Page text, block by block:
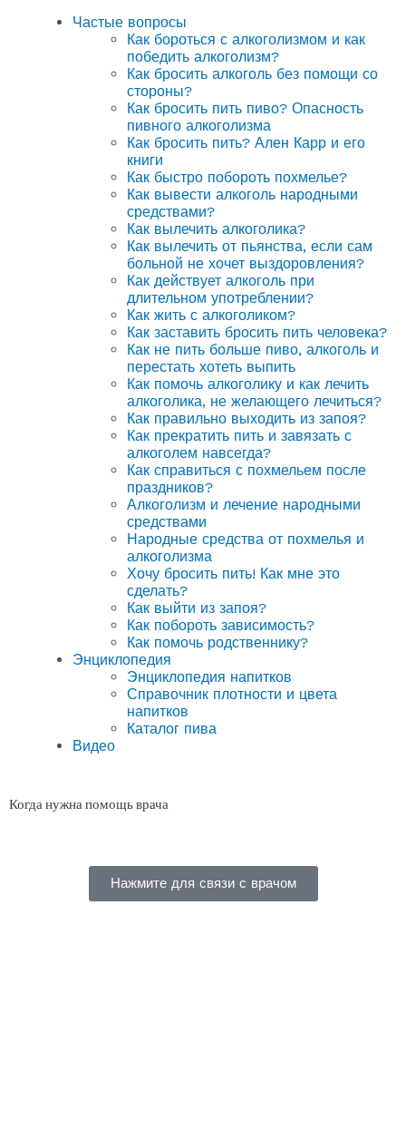
Частые вопросы
Как бороться с алкоголизмом и как
победить алкоголизм?
Как бросить алкоголь без помощи со
стороны?
Как бросить пить пиво? Опасность
пивного алкоголизма
Как бросить пить? Ален Карр и его
книги
Как быстро побороть похмелье?
Как вывести алкоголь народными
средствами?
Как вылечить алкоголика?
Как вылечить от пьянства, если сам
больной не хочет выздоровления?
Как действует алкоголь при
длительном употреблении?
Как жить с алкоголиком?
Как заставить бросить пить человека?
Как не пить больше пиво, алкоголь и
перестать хотеть выпить
Как помочь алкоголику и как лечить
алкоголика, не желающего лечиться?
Как правильно выходить из запоя?
Как прекратить пить и завязать с
алкоголем навсегда?
Как справиться с похмельем после
праздников?
Алкоголизм и лечение народными
средствами
Народные средства от похмелья и
алкоголизма
Хочу бросить пить! Как мне это
сделать?
Как выйти из запоя?
Как побороть зависимость?
Как помочь родственнику?
Энциклопедия
Энциклопедия напитков
Справочник плотности и цвета
напитков
Каталог пива
Видео
Когда нужна помощь врача
Нажмите для связи с врачом